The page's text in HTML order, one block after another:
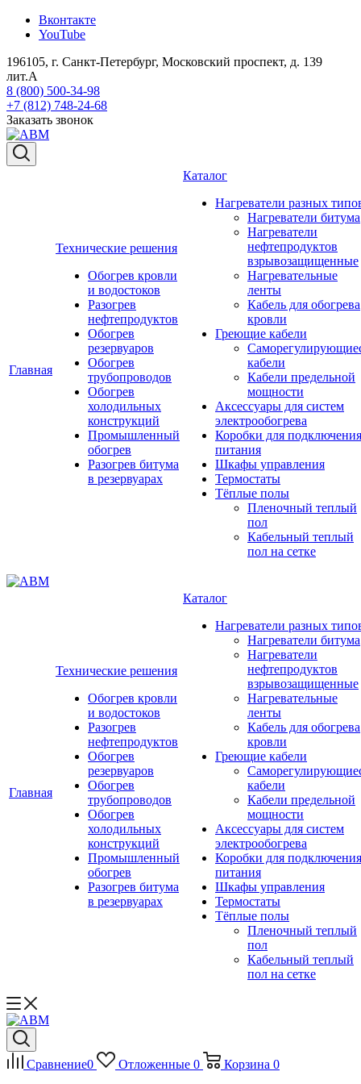
Вконтакте
YouTube
196105, г. Санкт-Петербург, Московский проспект, д. 139
лит.А
8 (800) 500-34-98
+7 (812) 748-24-68
Заказать звонок
Главная
Технические решения
Обогрев кровли
и водостоков
Разогрев
нефтепродуктов
Обогрев
резервуаров
Обогрев
трубопроводов
Обогрев
холодильных
конструкций
Промышленный
обогрев
Разогрев битума
в резервуарах
Каталог
Нагреватели разных
Нагреватели битума
Нагреватели
нефтепродуктов
взрывозащищенные
Нагревательные
ленты
Кабель для обогрева
кровли
Греющие кабели
кабели
Кабели предельной
мощности
Аксессуары для систем
электрообогрева
Коробки для подключения
питания
Шкафы управления
Термостаты
Тёплые полы
Пленочный теплый
пол
Кабельный теплый
пол на сетке
Главная
Технические решения
Обогрев кровли
и водостоков
Разогрев
нефтепродуктов
Обогрев
резервуаров
Обогрев
трубопроводов
Обогрев
холодильных
конструкций
Промышленный
обогрев
Разогрев битума
в резервуарах
Каталог
Нагреватели разных
Нагреватели битума
Нагреватели
нефтепродуктов
взрывозащищенные
Нагревательные
ленты
Кабель для обогрева
кровли
Греющие кабели
кабели
Кабели предельной
мощности
Аксессуары для систем
электрообогрева
Коробки для подключения
питания
Шкафы управления
Термостаты
Тёплые полы
Пленочный теплый
пол
Кабельный теплый
пол на сетке
Сравнение0 Отложенные 0 Корзина 0